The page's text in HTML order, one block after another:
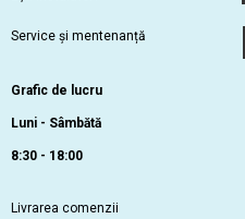
Service și mentenanță
Grafic de lucru
Luni - Sâmbătă
8:30 - 18:00
Livrarea comenzii